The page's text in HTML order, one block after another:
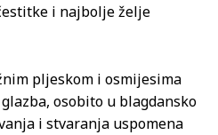
i najbolje želje
pljeskom i osmijesima
osobito u blagdansko
i stvaranja uspomena